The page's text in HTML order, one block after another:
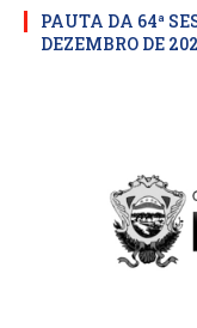
PAUTA DA 64ª
DEZEMBRO DE